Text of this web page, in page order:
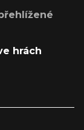
hrách